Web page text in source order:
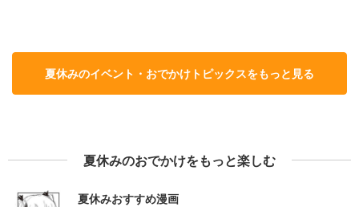
夏休みのイベント・おでかけトピックスをもっと見る
夏休みのおでかけをもっと楽しむ
夏休みおすすめ漫画